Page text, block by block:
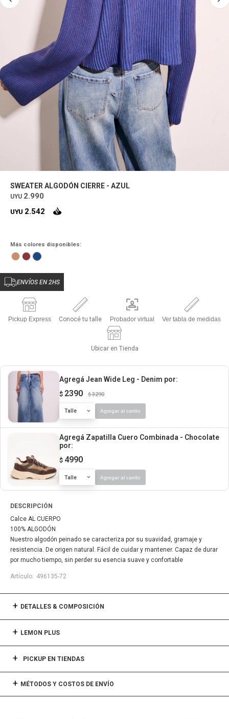
SWEATER ALGODÓN CIERRE - AZUL
UYU 2.990
UYU 2.542
Más colores disponibles:
ENVÍOS EN 2HS
Pickup Express Conocé tu talle Probador virtual Ver tabla de medidas
Ubicar en Tienda
Agregá Jean Wide Leg - Denim por:
$ 2390 $ 3290
Talle Agregar al carrito
Agregá Zapatilla Cuero Combinada - Chocolate
por:
$ 4990
Talle Agregar al carrito
DESCRIPCIÓN
Calce AL CUERPO
100% ALGODÓN
Nuestro algodón peinado se caracteriza por su suavidad, gramaje y
resistencia. De origen natural. Fácil de cuidar y mantener. Capaz de durar
por mucho tiempo, sin perder su esencia suave y confortable
496135-72
DETALLES & COMPOSICIÓN
LEMON PLUS
PICKUP EN TIENDAS
MÉTODOS Y COSTOS DE ENVÍO